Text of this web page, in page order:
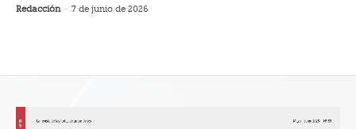
Redacción - 7 de junio de 2026